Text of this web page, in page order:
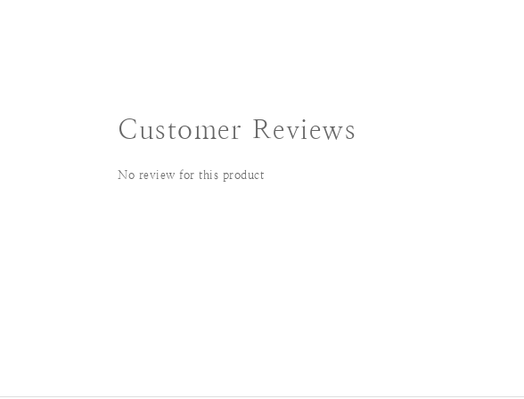
Customer Reviews
No review for this product